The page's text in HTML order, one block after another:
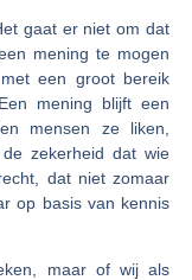
gaat er niet om dat
mening te mogen
een groot bereik
mening blijft een
mensen ze liken,
zekerheid dat wie
dat niet zomaar
op basis van kennis
maar of wij als